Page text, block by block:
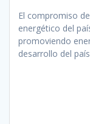
El compromiso
energético del
promoviendo
desarrollo del